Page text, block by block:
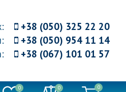
:
+38 (050) 325 22 20
:
+38 (050) 954 11 14
: +38 (067) 101 01 57
0 0 0